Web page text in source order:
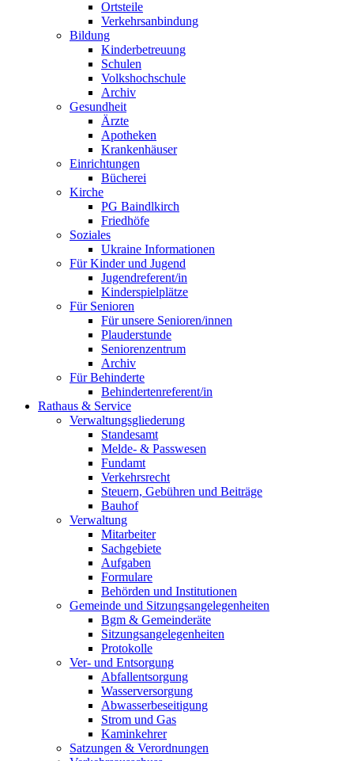
Ortsteile
Verkehrsanbindung
Bildung
Kinderbetreuung
Schulen
Volkshochschule
Archiv
Gesundheit
Ärzte
Apotheken
Krankenhäuser
Einrichtungen
Bücherei
Kirche
PG Baindlkirch
Friedhöfe
Soziales
Ukraine Informationen
Für Kinder und Jugend
Jugendreferent/in
Kinderspielplätze
Für Senioren
Für unsere Senioren/innen
Plauderstunde
Seniorenzentrum
Archiv
Für Behinderte
Behindertenreferent/in
Rathaus & Service
Verwaltungsgliederung
Standesamt
Melde- & Passwesen
Fundamt
Verkehrsrecht
Steuern, Gebühren und Beiträge
Bauhof
Verwaltung
Mitarbeiter
Sachgebiete
Aufgaben
Formulare
Behörden und Institutionen
Gemeinde und Sitzungsangelegenheiten
Bgm & Gemeinderäte
Sitzungsangelegenheiten
Protokolle
Ver- und Entsorgung
Abfallentsorgung
Wasserversorgung
Abwasserbeseitigung
Strom und Gas
Kaminkehrer
Satzungen & Verordnungen